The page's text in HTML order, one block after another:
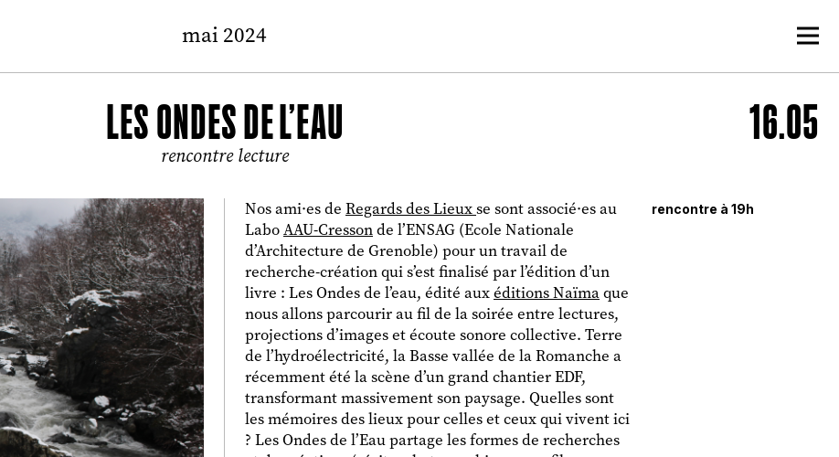
mai 2024
LES ONDES DE L’EAU 16.05
rencontre lecture
Nos ami·es de Regards des Lieuxse sont associé·es au
LaboAAU-Cressonde l’ENSAG (Ecole Nationale
d’Architecture de Grenoble) pour un travail de
recherche-création qui s’est finalisé par l’édition d’un
livre : Les Ondes de l’eau, édité auxéditions Naïmaque
nous allons parcourir au fil de la soirée entre lectures,
projections d’images et écoute sonore collective. Terre
de l’hydroélectricité, la Basse vallée de la Romanche a
récemment été la scène d’un grand chantier EDF,
transformant massivement son paysage. Quelles sont
les mémoires des lieux pour celles et ceux qui vivent ici
? Les Ondes de l’Eau partage les formes de recherches
rencontre à 19h